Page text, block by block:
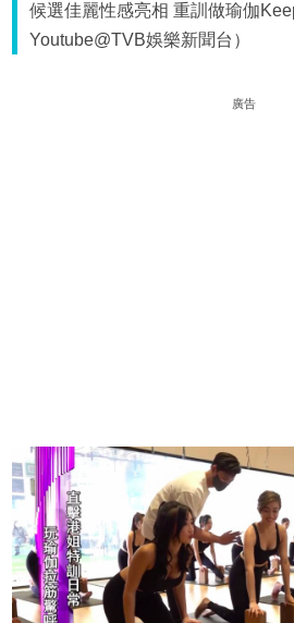
候選佳麗性感亮相 重訓做瑜伽
Youtube@TVB娛樂新聞台）
廣告